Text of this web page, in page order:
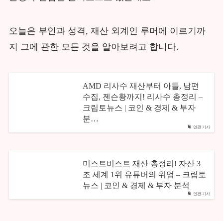
오늘은 부인과 성격, 재산 외계인 루머에 이르기까
지 그에 관한 모든 것을 알아보려고 합니다.
연관 기사
AMD 리사수 재산부터 아들, 남편
수집, 젠슨황까지! 리사수 총정리 –
크립토뉴스 | 코인 & 경제 & 부자
분…
연관 기사
미스트비스트 재산 총정리! 자산 3
조 세계 1위 유튜버의 위엄 – 크립토
뉴스 | 코인 & 경제 & 부자 분석